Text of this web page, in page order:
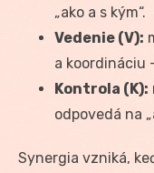
„ako a s kým“.
Vedenie (V):
a koordináciu
Kontrola (K):
odpovedá na
Synergia vzniká,